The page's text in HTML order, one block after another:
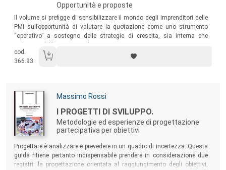
Opportunità e proposte
Sommario:
Il volume si prefigge di sensibilizzare il mondo degli imprenditori delle
PMI sull’opportunità di valutare la quotazione come uno strumento
“operativo” a sostegno delle strategie di crescita, sia interna che
cod.
366.93
Autori:
Massimo Rossi
Titolo:
I PROGETTI DI SVILUPPO.
Metodologie ed esperienze di progettazione
partecipativa per obiettivi
Sommario:
Progettare è analizzare e prevedere in un quadro di incertezza. Questa
guida ritiene pertanto indispensabile prendere in considerazione due
registri: la progettazione orientata al raggiungimento degli obiettivi,